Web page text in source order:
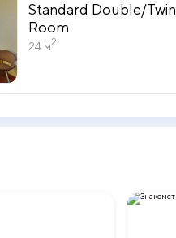
Standard Double/Twin
Room
24 м2